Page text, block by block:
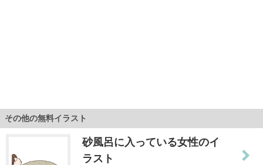
その他の無料イラスト
砂風呂に入っている女性のイ
ラスト